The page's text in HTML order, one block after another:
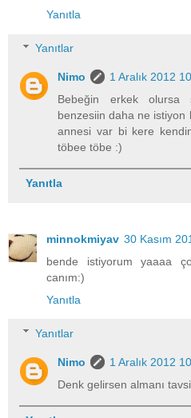
Yanıtla
Yanıtlar
Nimo
1 Aralık 2012
Bebeğin erkek olursa
benzesiin daha ne istiyon
annesi var bi kere
töbee töbe :)
Yanıtla
minnokmiyav 30 Kasım
bende istiyorum yaaaa
canım:)
Yanıtla
Yanıtlar
Nimo
1 Aralık 2012
Denk gelirsen almanı